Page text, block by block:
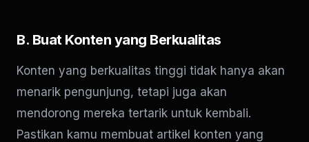
B. Buat Konten yang Berkualitas
Konten yang berkualitas tinggi tidak hanya akan
menarik pengunjung, tetapi juga akan
mendorong mereka tertarik untuk kembali.
Pastikan kamu membuat artikel konten yang